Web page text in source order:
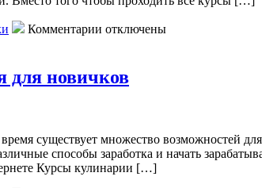
Комментарии отключены
для новичков
существует множество возможностей
способы заработка и начать
Курсы кулинарии […]